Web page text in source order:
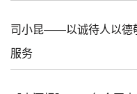
司小昆——以诚待人以德
服务